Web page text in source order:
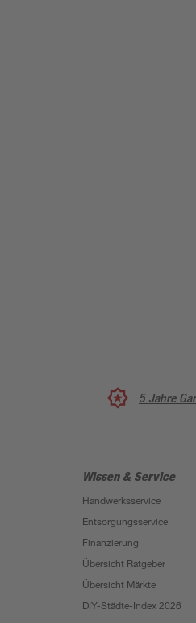
5 Jahre
Wissen & Service
Handwerksservice
Entsorgungsservice
Finanzierung
Übersicht Ratgeber
Übersicht Märkte
DIY-Städte-Index 2026